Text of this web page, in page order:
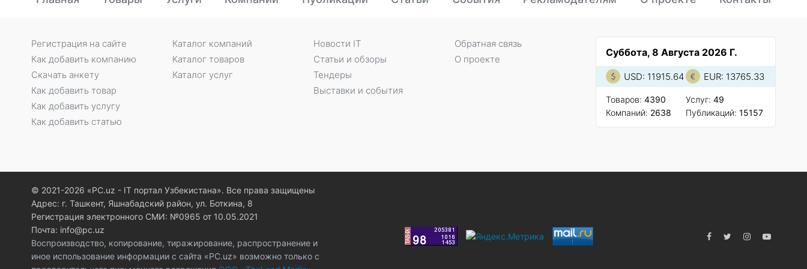
Суббота, 8 Августа 2026 Г.
USD: 11915.64 EUR: 13765.33
Товаров: 4390
Компаний: 2638
Услуг: 49
Публикаций: 15157
Регистрация на сайте
Как добавить компанию
Скачать анкету
Как добавить товар
Как добавить услугу
Как добавить статью
Каталог компаний
Каталог товаров
Каталог услуг
Новости IT
Статьи и обзоры
Тендеры
Выставки и события
Обратная связь
О проекте
© 2021-2026 «PC.uz - IT портал Узбекистана». Все права защищены
Адрес: г. Ташкент, Яшнабадский район, ул. Боткина, 8
Регистрация электронного СМИ: №0965 от 10.05.2021
Почта: info@pc.uz
Воспроизводство, копирование, тиражирование, распространение и
иное использование информации с сайта «PC.uz» возможно только с